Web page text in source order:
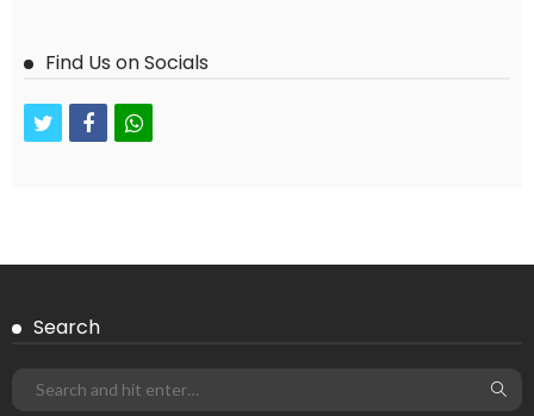
Find Us on Socials
twitterfacebookwhatsapp
Search